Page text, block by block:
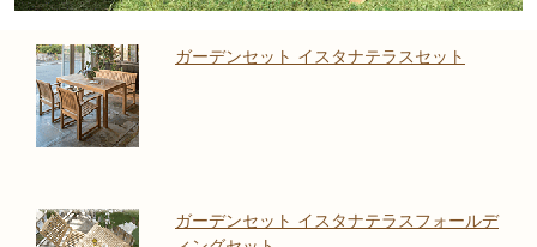
ガーデンセット イスタナテラスセット
ガーデンセット イスタナテラスフォールデ